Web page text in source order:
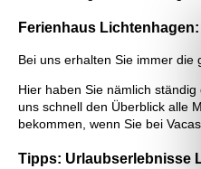
Ferienhaus
Bei uns erhalten Sie immer die
Hier haben Sie nämlich
uns schnell den Überblick alle
bekommen, wenn Sie bei
Tipps: Urlaubserlebnisse